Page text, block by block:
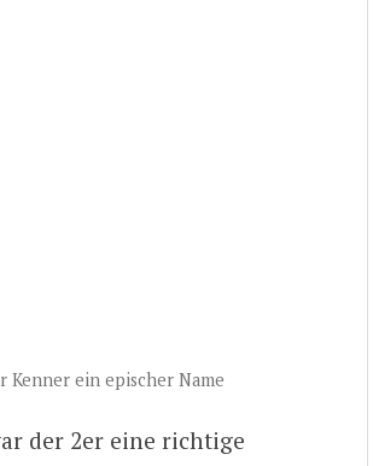
Kenner ein epischer Name
der 2er eine richtige